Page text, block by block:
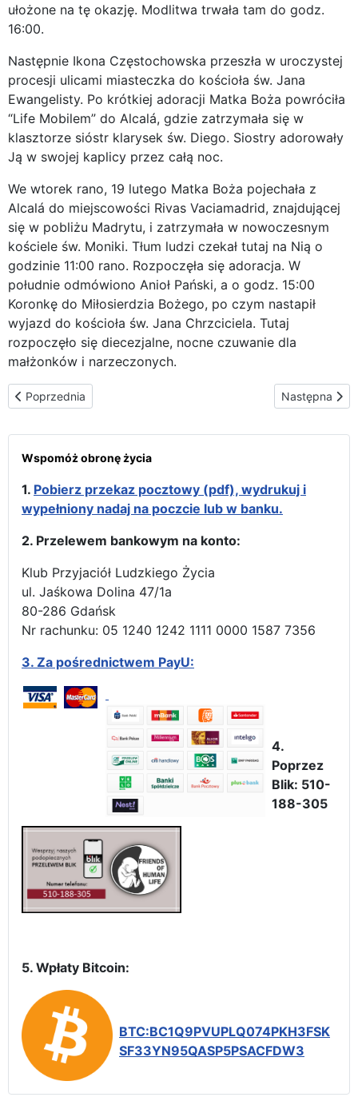
ułożone na tę okazję. Modlitwa trwała tam do godz.
16:00.
Następnie Ikona Częstochowska przeszła w uroczystej
procesji ulicami miasteczka do kościoła św. Jana
Ewangelisty. Po krótkiej adoracji Matka Boża powróciła
“Life Mobilem” do Alcalá, gdzie zatrzymała się w
klasztorze sióstr klarysek św. Diego. Siostry adorowały
Ją w swojej kaplicy przez całą noc.
We wtorek rano, 19 lutego Matka Boża pojechała z
Alcalá do miejscowości Rivas Vaciamadrid, znajdującej
się w pobliżu Madrytu, i zatrzymała w nowoczesnym
kościele św. Moniki. Tłum ludzi czekał tutaj na Nią o
godzinie 11:00 rano. Rozpoczęła się adoracja. W
południe odmówiono Anioł Pański, a o godz. 15:00
Koronkę do Miłosierdzia Bożego, po czym nastapił
wyjazd do kościoła św. Jana Chrzciciela. Tutaj
rozpoczęło się diecezjalne, nocne czuwanie dla
małżonków i narzeczonych.
Poprzednia strona: “Z Rosji do Loeches”
Poprzednia Następna
Następna
Wspomóż obronę życia
1. Pobierz przekaz pocztowy (pdf), wydrukuj i
wypełniony nadaj na poczcie lub w banku.
2. Przelewem bankowym na konto:
Klub Przyjaciół Ludzkiego Życia
ul. Jaśkowa Dolina 47/1a
80-286 Gdańsk
Nr rachunku: 05 1240 1242 1111 0000 1587 7356
3. Za pośrednictwem PayU:
4.
Poprzez
Blik: 510-
188-305
5. Wpłaty Bitcoin:
BTC:BC1Q9PVUPLQ074PKH3FSK
SF33YN95QASP5PSACFDW3